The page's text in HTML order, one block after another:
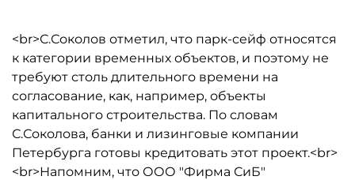
<br>С.Соколов отметил, что парк-сейф относятся
к категории временных объектов, и поэтому не
требуют столь длительного времени на
согласование, как, например, объекты
капитального строительства. По словам
С.Соколова, банки и лизинговые компании
Петербурга готовы кредитовать этот проект.<br>
<br>Напомним, что ООО "Фирма СиБ"